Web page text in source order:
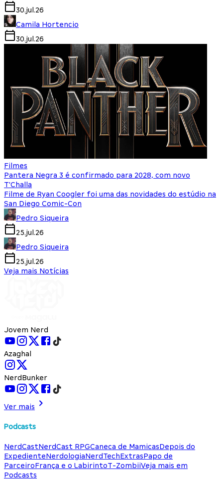
30.jul.26
Camila Hortencio
30.jul.26
Filmes
Pantera Negra 3 é confirmado para 2028, com novo
T'Challa
Filme de Ryan Coogler foi uma das novidades do estúdio na
San Diego Comic-Con
Pedro Siqueira
25.jul.26
Pedro Siqueira
25.jul.26
Veja mais Notícias
Jovem Nerd
Azaghal
NerdBunker
Ver mais
Podcasts
NerdCastNerdCast RPGCaneca de MamicasDepois do
ExpedienteNerdologiaNerdTechExtrasPapo de
ParceiroFrança e o LabirintoT-ZombiiVeja mais em
Podcasts